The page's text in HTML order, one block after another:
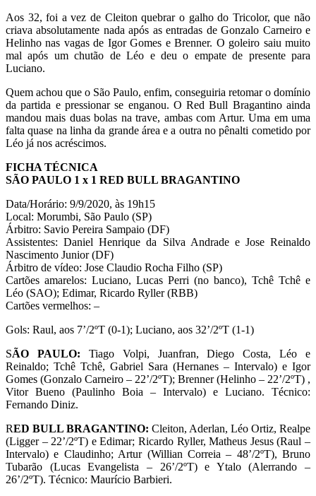
Aos 32, foi a vez de Cleiton quebrar o galho do Tricolor, que não
criava absolutamente nada após as entradas de Gonzalo Carneiro e
Helinho nas vagas de Igor Gomes e Brenner. O goleiro saiu muito
mal após um chutão de Léo e deu o empate de presente para
Luciano.
Quem achou que o São Paulo, enfim, conseguiria retomar o domínio
da partida e pressionar se enganou. O Red Bull Bragantino ainda
mandou mais duas bolas na trave, ambas com Artur. Uma em uma
falta quase na linha da grande área e a outra no pênalti cometido por
Léo já nos acréscimos.
FICHA TÉCNICA
SÃO PAULO 1 x 1 RED BULL BRAGANTINO
Data/Horário: 9/9/2020, às 19h15
Local: Morumbi, São Paulo (SP)
Árbitro: Savio Pereira Sampaio (DF)
Assistentes: Daniel Henrique da Silva Andrade e Jose Reinaldo
Nascimento Junior (DF)
Árbitro de vídeo: Jose Claudio Rocha Filho (SP)
Cartões amarelos: Luciano, Lucas Perri (no banco), Tchê Tchê e
Léo (SAO); Edimar, Ricardo Ryller (RBB)
Cartões vermelhos: –
Gols: Raul, aos 7’/2ºT (0-1); Luciano, aos 32’/2ºT (1-1)
SÃO PAULO: Tiago Volpi, Juanfran, Diego Costa, Léo e
Reinaldo; Tchê Tchê, Gabriel Sara (Hernanes – Intervalo) e Igor
Gomes (Gonzalo Carneiro – 22’/2ºT); Brenner (Helinho – 22’/2ºT) ,
Vitor Bueno (Paulinho Boia – Intervalo) e Luciano. Técnico:
Fernando Diniz.
RED BULL BRAGANTINO: Cleiton, Aderlan, Léo Ortiz, Realpe
(Ligger – 22’/2ºT) e Edimar; Ricardo Ryller, Matheus Jesus (Raul –
Intervalo) e Claudinho; Artur (Willian Correia – 48’/2ºT), Bruno
Tubarão (Lucas Evangelista – 26’/2ºT) e Ytalo (Alerrando –
26’/2ºT). Técnico: Maurício Barbieri.